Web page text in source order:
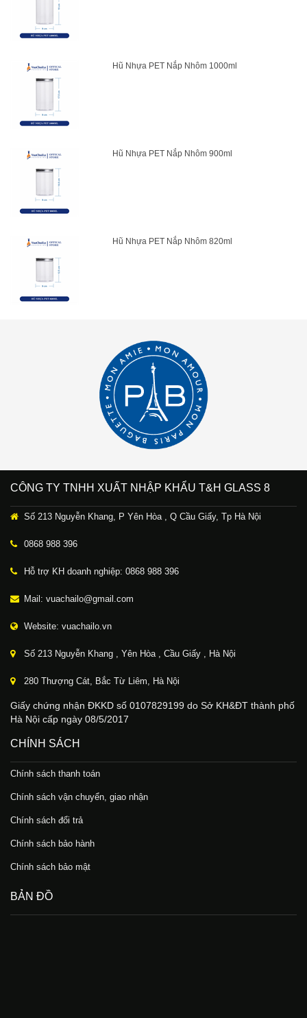
Hũ Nhựa PET Nắp Nhôm 1000ml
Hũ Nhựa PET Nắp Nhôm 900ml
Hũ Nhựa PET Nắp Nhôm 820ml
CÔNG TY TNHH XUẤT NHẬP KHẨU T&H GLASS 8
Số 213 Nguyễn Khang, P Yên Hòa , Q Cầu Giấy, Tp Hà Nội
0868 988 396
Hỗ trợ KH doanh nghiệp: 0868 988 396
Mail: vuachailo@gmail.com
Website: vuachailo.vn
Số 213 Nguyễn Khang , Yên Hòa , Cầu Giấy , Hà Nội
280 Thượng Cát, Bắc Từ Liêm, Hà Nội
Giấy chứng nhận ĐKKD số 0107829199 do Sở KH&ĐT thành phố
Hà Nội cấp ngày 08/5/2017
CHÍNH SÁCH
Chính sách thanh toán
Chính sách vận chuyển, giao nhận
Chính sách đổi trả
Chính sách bảo hành
Chính sách bảo mật
BẢN ĐỒ